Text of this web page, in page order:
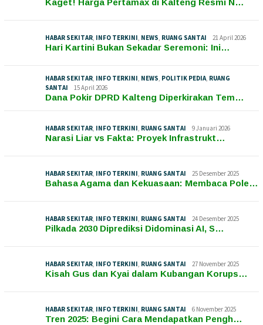
Kaget! Harga Pertamax di Kalteng Resmi N…
HABAR SEKITAR, INFO TERKINI, NEWS, RUANG SANTAI 21 April 2026
Hari Kartini Bukan Sekadar Seremoni: Ini…
HABAR SEKITAR, INFO TERKINI, NEWS, POLITIK PEDIA, RUANG
SANTAI
15 April 2026
Dana Pokir DPRD Kalteng Diperkirakan Tem…
HABAR SEKITAR, INFO TERKINI, RUANG SANTAI 9 Januari 2026
Narasi Liar vs Fakta: Proyek Infrastrukt…
HABAR SEKITAR, INFO TERKINI, RUANG SANTAI 25 Desember 2025
Bahasa Agama dan Kekuasaan: Membaca Pole…
HABAR SEKITAR, INFO TERKINI, RUANG SANTAI 24 Desember 2025
Pilkada 2030 Diprediksi Didominasi AI, S…
HABAR SEKITAR, INFO TERKINI, RUANG SANTAI 27 November 2025
Kisah Gus dan Kyai dalam Kubangan Korups…
HABAR SEKITAR, INFO TERKINI, RUANG SANTAI 6 November 2025
Tren 2025: Begini Cara Mendapatkan Pengh…